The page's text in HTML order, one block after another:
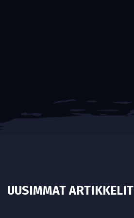
UUSIMMAT ARTIKKELIT